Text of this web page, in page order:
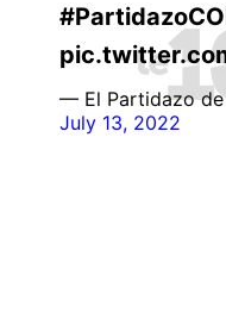
— El Partidazo de
July 13, 2022